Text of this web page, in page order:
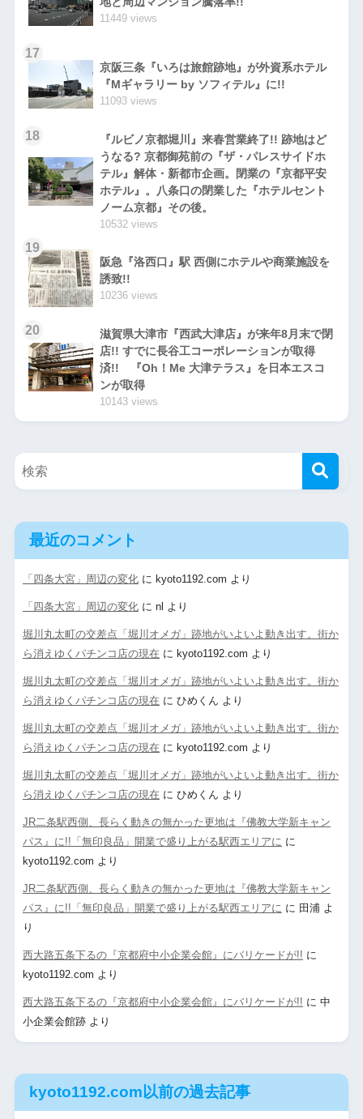
11449 views
17
京阪三条『いろは旅館跡地』が外資系ホテル
『Mギャラリー by ソフィテル』に!!
11093 views
18
『ルビノ京都堀川』来春営業終了!! 跡地はど
うなる? 京都御苑前の『ザ・パレスサイドホ
テル』解体・新都市企画。閉業の『京都平安
ホテル』。八条口の閉業した『ホテルセント
ノーム京都』その後。
10532 views
19
阪急『洛西口』駅 西側にホテルや商業施設を
誘致!!
10236 views
20
滋賀県大津市『西武大津店』が来年8月末で閉
店!! すでに長谷工コーポレーションが取得
済!! 『Oh！Me 大津テラス』を日本エスコ
ンが取得
10143 views
最近のコメント
「四条大宮」周辺の変化に kyoto1192.com より
「四条大宮」周辺の変化に nl より
堀川丸太町の交差点「堀川オメガ」跡地がいよいよ動き出す。街か
ら消えゆくパチンコ店の現在 に kyoto1192.com より
堀川丸太町の交差点「堀川オメガ」跡地がいよいよ動き出す。街か
ら消えゆくパチンコ店の現在 に ひめくん より
堀川丸太町の交差点「堀川オメガ」跡地がいよいよ動き出す。街か
ら消えゆくパチンコ店の現在 に kyoto1192.com より
堀川丸太町の交差点「堀川オメガ」跡地がいよいよ動き出す。街か
ら消えゆくパチンコ店の現在 に ひめくん より
JR二条駅西側、長らく動きの無かった更地は『佛教大学新キャン
パス』に!!「無印良品」開業で盛り上がる駅西エリアに に
kyoto1192.com より
JR二条駅西側、長らく動きの無かった更地は『佛教大学新キャン
パス』に!!「無印良品」開業で盛り上がる駅西エリアに に 田浦よ
り
西大路五条下るの『京都府中小企業会館』にバリケードが!! に
kyoto1192.com より
西大路五条下るの『京都府中小企業会館』にバリケードが!! に 中
小企業会館跡より
kyoto1192.com以前の過去記事